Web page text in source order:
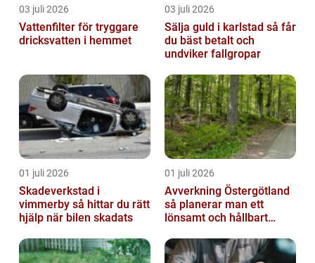
03 juli 2026
Vattenfilter för tryggare
dricksvatten i hemmet
03 juli 2026
Sälja guld i karlstad så får
du bäst betalt och
undviker fallgropar
01 juli 2026
Skadeverkstad i
vimmerby så hittar du rätt
hjälp när bilen skadats
01 juli 2026
Avverkning Östergötland
så planerar man ett
lönsamt och hållbart